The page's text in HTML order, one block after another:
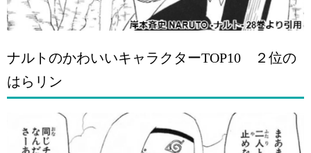
ナルトのかわいいキャラクターTOP10 ２位の
はらリン